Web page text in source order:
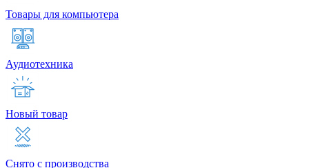
Товары для компьютера
Аудиотехника
Новый товар
Снято с производства